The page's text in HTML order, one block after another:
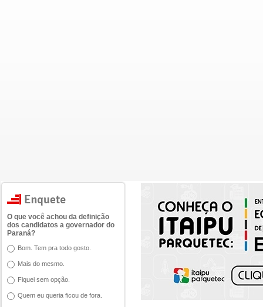
O que você achou da definição
dos candidatos a governador do
Paraná?
Bom. Tem pra todo gosto.
Mais do mesmo.
Fiquei sem opção.
Quem eu queria ficou de fora.